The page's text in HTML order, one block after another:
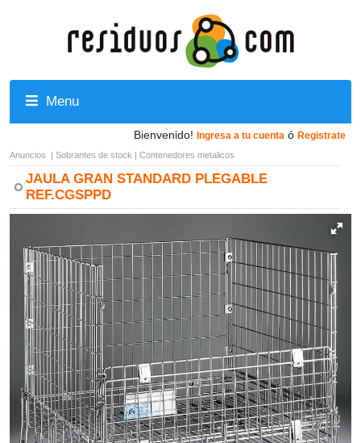
Menu
Bienvenido! Ingresa a tu cuenta ó Registrate
Anuncios | Sobrantes de stock | Contenedores metalicos
JAULA GRAN STANDARD PLEGABLE
REF.CGSPPD